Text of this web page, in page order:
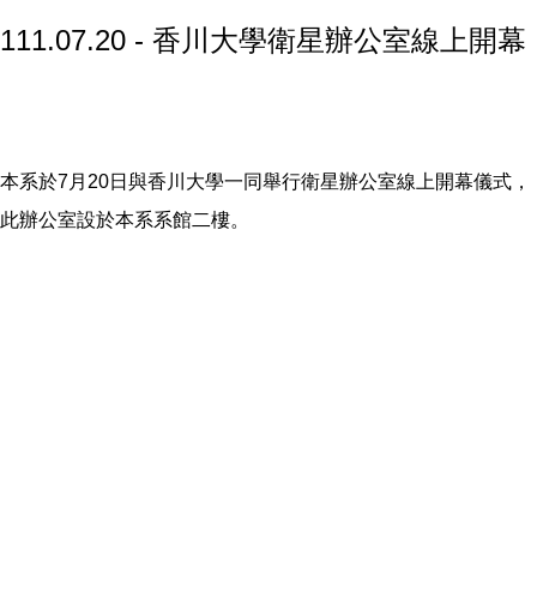
111.07.20 - 香川大學衛星辦公室線上開幕
本系於7月20日與香川大學一同舉行衛星辦公室線上開幕儀式，
此辦公室設於本系系館二樓。